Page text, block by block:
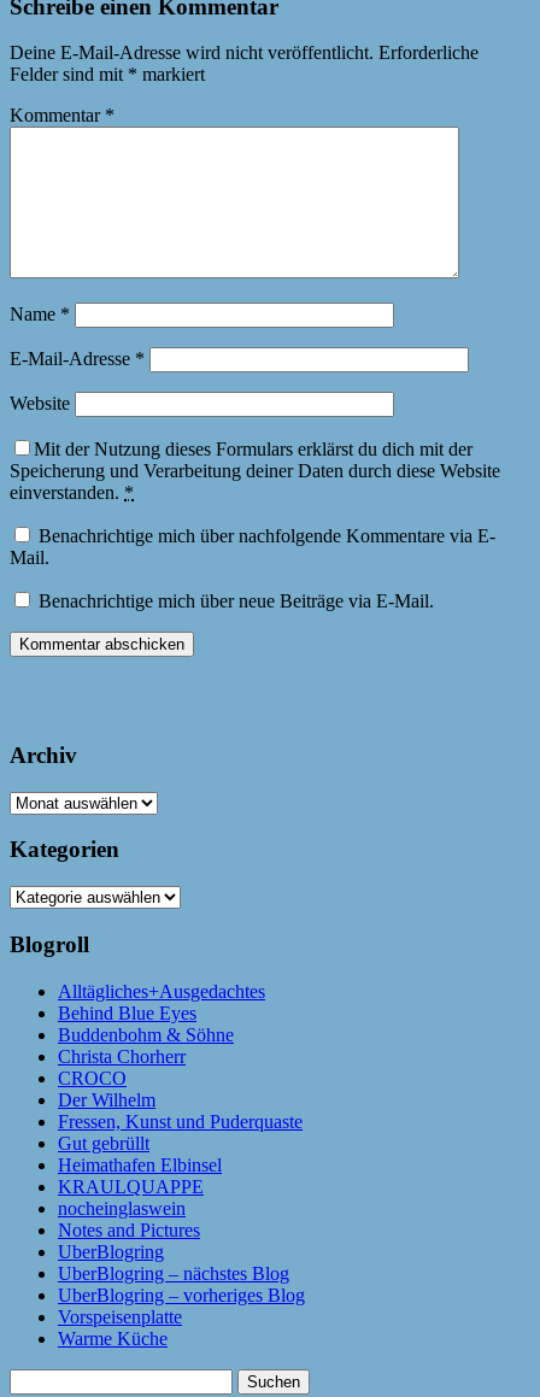
Schreibe einen Kommentar
Deine E-Mail-Adresse wird nicht veröffentlicht. Erforderliche
Felder sind mit * markiert
Kommentar *
Name *
E-Mail-Adresse *
Website
Mit der Nutzung dieses Formulars erklärst du dich mit der
Speicherung und Verarbeitung deiner Daten durch diese Website
einverstanden. *
Benachrichtige mich über nachfolgende Kommentare via E-
Mail.
Benachrichtige mich über neue Beiträge via E-Mail.
Archiv
Archiv
Kategorien
Kategorien
Blogroll
Alltägliches+Ausgedachtes
Behind Blue Eyes
Buddenbohm & Söhne
Christa Chorherr
CROCO
Der Wilhelm
Fressen, Kunst und Puderquaste
Gut gebrüllt
Heimathafen Elbinsel
KRAULQUAPPE
nocheinglaswein
Notes and Pictures
UberBlogring
UberBlogring – nächstes Blog
UberBlogring – vorheriges Blog
Vorspeisenplatte
Warme Küche